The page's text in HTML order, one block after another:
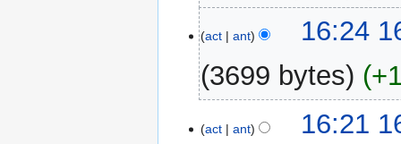
jul
2025
act ant
16:24
3699 bytes
act ant
16:21